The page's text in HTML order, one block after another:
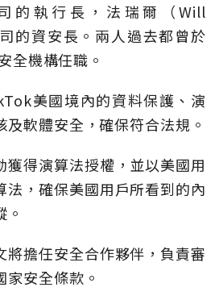
的執行長，法瑞爾（Will
的資安長。兩人過去都曾於
全機構任職。
美國境內的資料保護、演
軟體安全，確保符合法規。
獲得演算法授權，並以美國用
法，確保美國用戶所看到的內
將擔任安全合作夥伴，負責審
安全條款。